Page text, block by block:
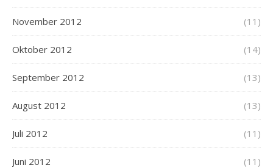
November 2012 (11)
Oktober 2012 (14)
September 2012 (13)
August 2012 (13)
Juli 2012 (11)
Juni 2012 (11)